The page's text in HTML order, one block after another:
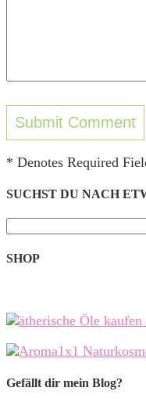
* Denotes Required
SUCHST DU NACH
nach:
SHOP
Gefällt dir mein Blog?